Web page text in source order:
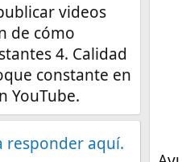
videos
de cómo
4. Calidad
constante en
YouTube.
responder aquí.